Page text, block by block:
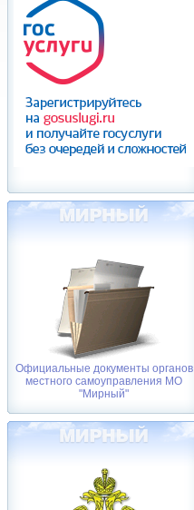
Официальные документы органов
местного самоуправления МО
"Мирный"